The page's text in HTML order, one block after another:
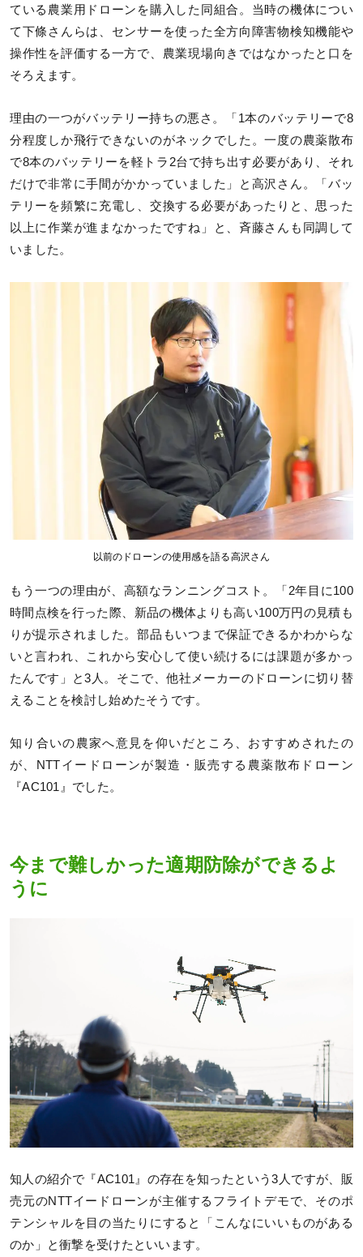
ている農業用ドローンを購入した同組合。当時の機体につい
て下條さんらは、センサーを使った全方向障害物検知機能や
操作性を評価する一方で、農業現場向きではなかったと口を
そろえます。
理由の一つがバッテリー持ちの悪さ。「1本のバッテリーで8
分程度しか飛行できないのがネックでした。一度の農薬散布
で8本のバッテリーを軽トラ2台で持ち出す必要があり、それ
だけで非常に手間がかかっていました」と高沢さん。「バッ
テリーを頻繁に充電し、交換する必要があったりと、思った
以上に作業が進まなかったですね」と、斉藤さんも同調して
いました。
以前のドローンの使用感を語る高沢さん
もう一つの理由が、高額なランニングコスト。「2年目に100
時間点検を行った際、新品の機体よりも高い100万円の見積も
りが提示されました。部品もいつまで保証できるかわからな
いと言われ、これから安心して使い続けるには課題が多かっ
たんです」と3人。そこで、他社メーカーのドローンに切り替
えることを検討し始めたそうです。
知り合いの農家へ意見を仰いだところ、おすすめされたの
が、NTTイードローンが製造・販売する農薬散布ドローン
『AC101』でした。
今まで難しかった適期防除ができるよ
うに
知人の紹介で『AC101』の存在を知ったという3人ですが、販
売元のNTTイードローンが主催するフライトデモで、そのポ
テンシャルを目の当たりにすると「こんなにいいものがある
のか」と衝撃を受けたといいます。